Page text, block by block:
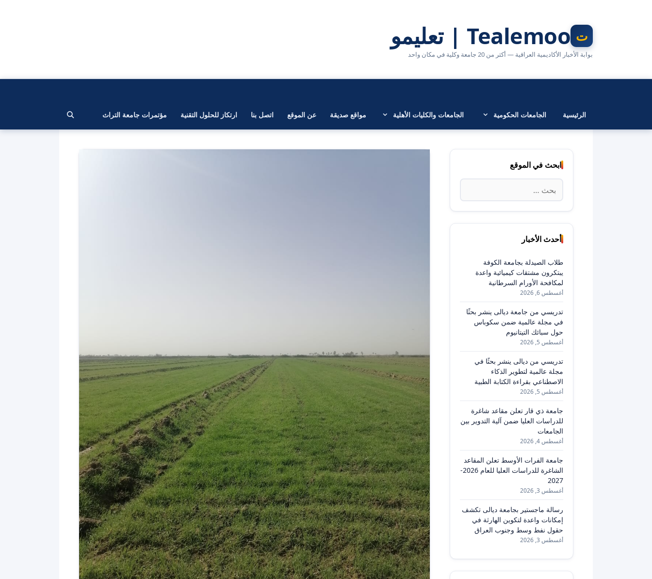
Tealemoo | تعليمو
بوابة الأخبار الأكاديمية العراقية — أكثر من 20 جامعة وكلية في مكان واحد
الرئيسية الجامعات الحكومية الجامعات والكليات الأهلية مواقع صديقة عن الموقع اتصل بنا ارتكاز للحلول التقنية مؤتمرات جامعة التراث
ابحث في الموقع
البحث
عن:
أحدث الأخبار
طلاب الصيدلة بجامعة الكوفة
يبتكرون مشتقات كيميائية واعدة
لمكافحة الأورام السرطانية
أغسطس 6, 2026
تدريسي من جامعة ديالى ينشر بحثًا
في مجلة عالمية ضمن سكوباس
حول سبائك التيتانيوم
أغسطس 5, 2026
تدريسي من ديالى ينشر بحثًا في
مجلة عالمية لتطوير الذكاء
الاصطناعي بقراءة الكتابة الطبية
أغسطس 5, 2026
جامعة ذي قار تعلن مقاعد شاغرة
للدراسات العليا ضمن آلية التدوير بين
الجامعات
أغسطس 4, 2026
جامعة الفرات الأوسط تعلن المقاعد
الشاغرة للدراسات العليا للعام 2026-
2027
أغسطس 3, 2026
رسالة ماجستير بجامعة ديالى تكشف
إمكانات واعدة لتكوين الهارثة في
حقول نفط وسط وجنوب العراق
أغسطس 3, 2026